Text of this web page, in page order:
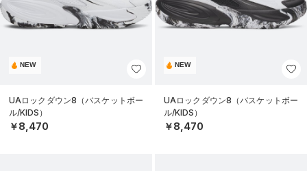
NEW
UAロックダウン8（バスケットボー
ル/KIDS）
￥8,470
NEW
UAロックダウン8（バスケットボー
ル/KIDS）
￥8,470